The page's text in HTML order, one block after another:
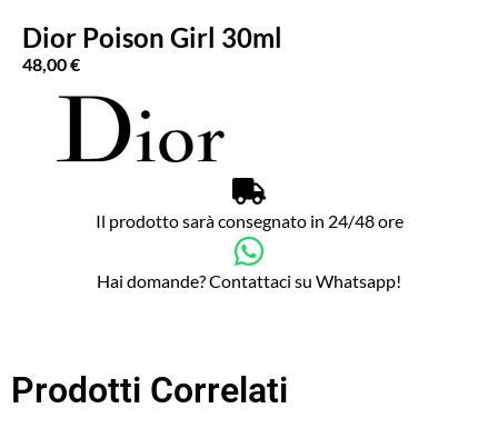
Dior Poison Girl 30ml
48,00€
Il prodotto sarà consegnato in 24/48 ore
Hai domande? Contattaci su Whatsapp!
Prodotti Correlati